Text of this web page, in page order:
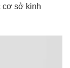
cơ sở kinh